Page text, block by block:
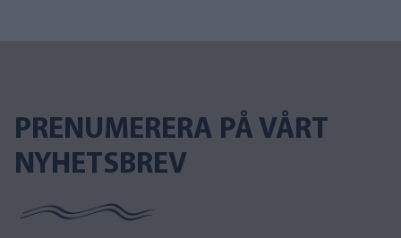
PRENUMERERA PÅ VÅRT
NYHETSBREV